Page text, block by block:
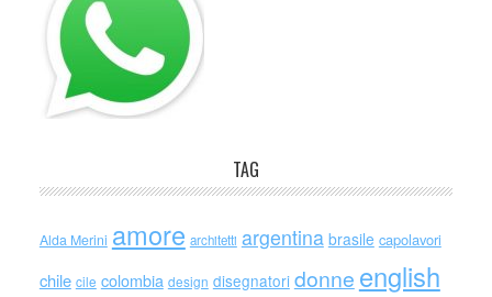
TAG
Alda Merini amore architetti argentina brasile capolavori
chile cile colombia design disegnatori donne english